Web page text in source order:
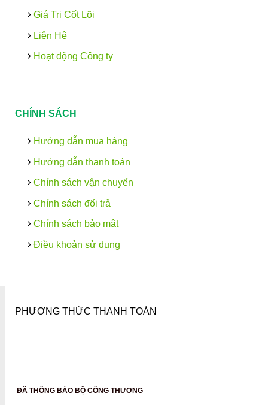
Giá Trị Cốt Lõi
Liên Hệ
Hoạt động Công ty
CHÍNH SÁCH
Hướng dẫn mua hàng
Hướng dẫn thanh toán
Chính sách vận chuyển
Chính sách đổi trả
Chính sách bảo mật
Điều khoản sử dụng
PHƯƠNG THỨC THANH TOÁN
ĐÃ THÔNG BÁO BỘ CÔNG THƯƠNG